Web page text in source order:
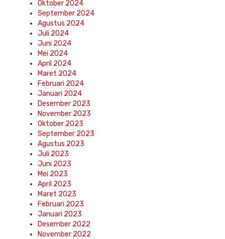
Oktober 2024
September 2024
Agustus 2024
Juli 2024
Juni 2024
Mei 2024
April 2024
Maret 2024
Februari 2024
Januari 2024
Desember 2023
November 2023
Oktober 2023
September 2023
Agustus 2023
Juli 2023
Juni 2023
Mei 2023
April 2023
Maret 2023
Februari 2023
Januari 2023
Desember 2022
November 2022